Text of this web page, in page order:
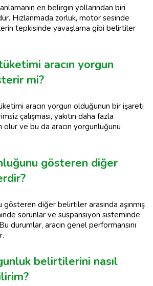
en belirgin yollarından biri
Hızlanmada zorluk, motor sesinde
tepkisinde yavaşlama gibi belirtiler
aracın yorgun
mi?
aracın yorgun olduğunun bir işareti
çalışması, yakıtın daha fazla
olur ve bu da aracın yorgunluğunu
gösteren diğer
gösteren diğer belirtiler arasında aşınmış
sorunlar ve süspansiyon sisteminde
durumlar, aracın genel performansını
belirtilerini nasıl